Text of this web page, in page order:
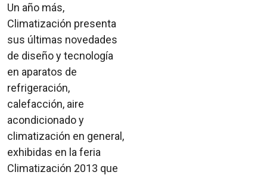
Un año más,
Climatización presenta
sus últimas novedades
de diseño y tecnología
en aparatos de
refrigeración,
calefacción, aire
acondicionado y
climatización en general,
exhibidas en la feria
Climatización 2013 que